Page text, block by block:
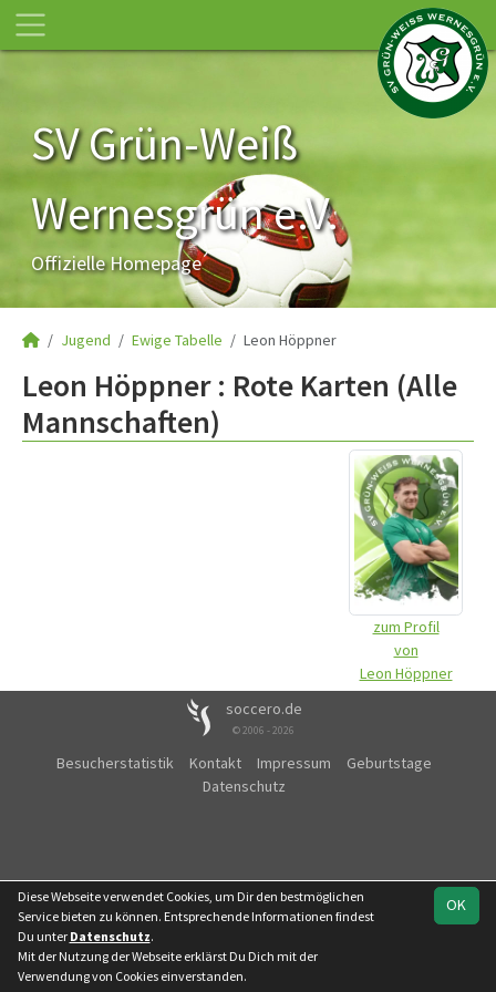
SV Grün-Weiß
Wernesgrün e.V.
Offizielle Homepage
Jugend Ewige Tabelle Leon Höppner
Leon Höppner : Rote Karten (Alle
Mannschaften)
zum Profil
von
Leon Höppner
soccero.de
© 2006 - 2026
Besucherstatistik Kontakt Impressum
Geburtstage
Datenschutz
OK
Diese Webseite verwendet Cookies, um Dir den bestmöglichen
Service bieten zu können. Entsprechende Informationen findest
Du unter Datenschutz.
Mit der Nutzung der Webseite erklärst Du Dich mit der
Verwendung von Cookies einverstanden.